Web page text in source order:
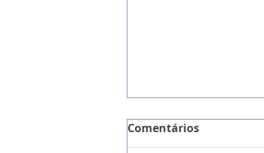
Comentários